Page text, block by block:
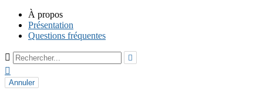
À propos
Présentation
Questions fréquentes
 

Annuler